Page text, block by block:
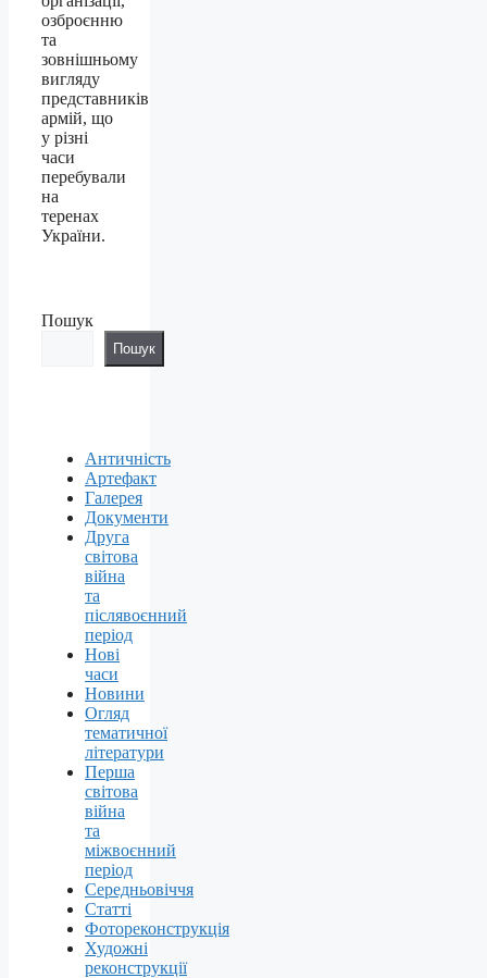
озброєнню
та
зовнішньому
вигляду
представників
армій, що
у різні
часи
перебували
на
теренах
України.
Пошук
Пошук
Античність
Артефакт
Галерея
Документи
Друга
світова
війна
та
післявоєнний
період
Нові
часи
Новини
Огляд
тематичної
літератури
Перша
світова
війна
та
міжвоєнний
період
Середньовіччя
Статті
Фотореконструкція
Художні
реконструкції